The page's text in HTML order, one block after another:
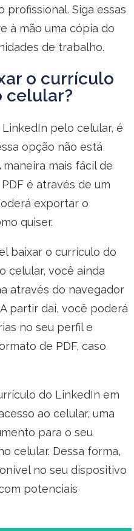
profissional. Siga essas
à mão uma cópia do
de trabalho.
o currículo
celular?
pelo celular, é
opção não está
mais fácil de
é através de um
exportar o
quiser.
baixar o currículo do
celular, você ainda
através do navegador
partir daí, você poderá
no seu perfil e
de PDF, caso
do LinkedIn em
ao celular, uma
para o seu
celular. Dessa forma,
no seu dispositivo
potenciais